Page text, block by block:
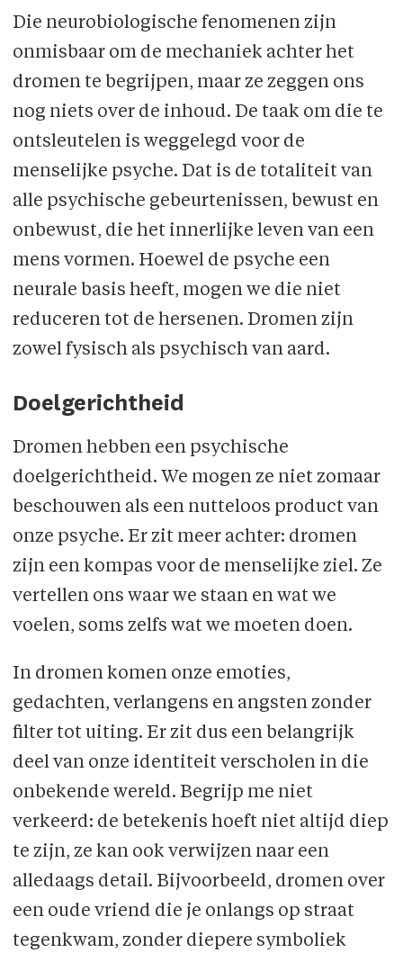
Die neurobiologische fenomenen zijn
onmisbaar om de mechaniek achter het
dromen te begrijpen, maar ze zeggen ons
nog niets over de inhoud. De taak om die te
ontsleutelen is weggelegd voor de
menselijke psyche. Dat is de totaliteit van
alle psychische gebeurtenissen, bewust en
onbewust, die het innerlijke leven van een
mens vormen. Hoewel de psyche een
neurale basis heeft, mogen we die niet
reduceren tot de hersenen. Dromen zijn
zowel fysisch als psychisch van aard.
Doelgerichtheid
Dromen hebben een psychische
doelgerichtheid. We mogen ze niet zomaar
beschouwen als een nutteloos product van
onze psyche. Er zit meer achter: dromen
zijn een kompas voor de menselijke ziel. Ze
vertellen ons waar we staan en wat we
voelen, soms zelfs wat we moeten doen.
In dromen komen onze emoties,
gedachten, verlangens en angsten zonder
filter tot uiting. Er zit dus een belangrijk
deel van onze identiteit verscholen in die
onbekende wereld. Begrijp me niet
verkeerd: de betekenis hoeft niet altijd diep
te zijn, ze kan ook verwijzen naar een
alledaags detail. Bijvoorbeeld, dromen over
een oude vriend die je onlangs op straat
tegenkwam, zonder diepere symboliek